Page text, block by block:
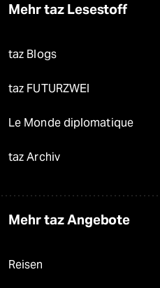
Mehr taz Lesestoff
taz Blogs
taz FUTURZWEI
Le Monde diplomatique
taz Archiv
Mehr taz Angebote
Reisen